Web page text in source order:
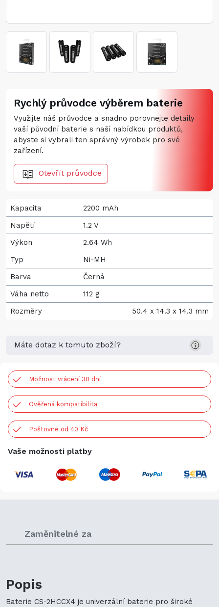
Rychlý průvodce výběrem baterie
Využijte náš průvodce a snadno porovnejte detaily
vaší původní baterie s naší nabídkou produktů,
abyste si vybrali ten správný výrobek pro své
zařízení.
Otevřít průvodce
Kapacita
2200 mAh
Napětí
1.2 V
Výkon
2.64 Wh
Typ
Ni-MH
Barva
Černá
Váha netto
112 g
Rozměry
50.4 x 14.3 x 14.3 mm
Máte dotaz k tomuto zboží?
Možnost vrácení 30 dní
Ověřená kompatibilita
Poštovné od 40 Kč
Vaše možnosti platby
Zaměnitelné za
Popis
Baterie CS-2HCCX4 je univerzální baterie pro široké